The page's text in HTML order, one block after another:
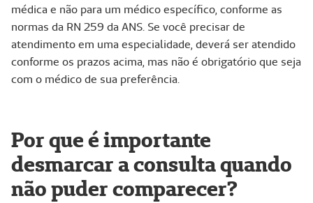
médica e não para um médico específico, conforme as
normas da RN 259 da ANS. Se você precisar de
atendimento em uma especialidade, deverá ser atendido
conforme os prazos acima, mas não é obrigatório que seja
com o médico de sua preferência.
Por que é importante
desmarcar a consulta quando
não puder comparecer?